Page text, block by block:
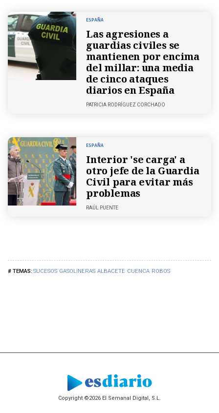
SUCESOS GASOLINERAS ALBACETE CUENCA ROBOS
ESPAÑA
Las agresiones a
guardias civiles se
mantienen por encima
del millar: una media
de cinco ataques
diarios en España
PATRICIA RODRÍGUEZ CORCHADO
ESPAÑA
Interior 'se carga' a
otro jefe de la Guardia
Civil para evitar más
problemas
RAÚL PUENTE
Copyright ©2026 El Semanal Digital, S.L.